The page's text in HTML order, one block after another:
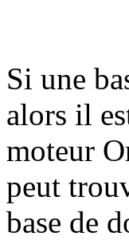
Si une
alors il
moteur
peut
base de